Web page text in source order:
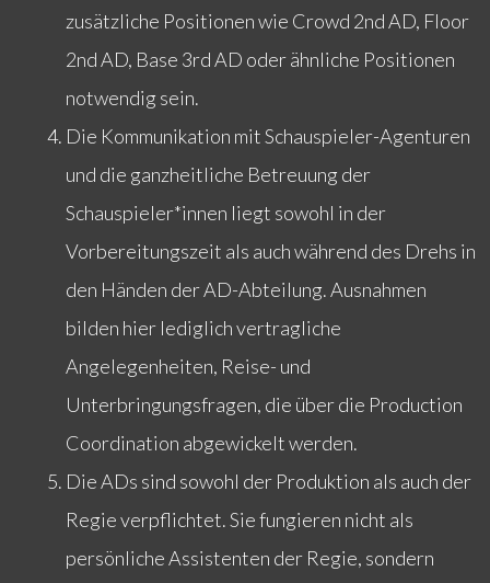
zusätzliche Positionen wie Crowd 2nd AD, Floor
2nd AD, Base 3rd AD oder ähnliche Positionen
notwendig sein.
Die Kommunikation mit Schauspieler-Agenturen
und die ganzheitliche Betreuung der
Schauspieler*innen liegt sowohl in der
Vorbereitungszeit als auch während des Drehs in
den Händen der AD-Abteilung. Ausnahmen
bilden hier lediglich vertragliche
Angelegenheiten, Reise- und
Unterbringungsfragen, die über die Production
Coordination abgewickelt werden.
Die ADs sind sowohl der Produktion als auch der
Regie verpflichtet. Sie fungieren nicht als
persönliche Assistenten der Regie, sondern